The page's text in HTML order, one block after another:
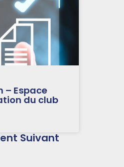
– Espace
du club
Suivant